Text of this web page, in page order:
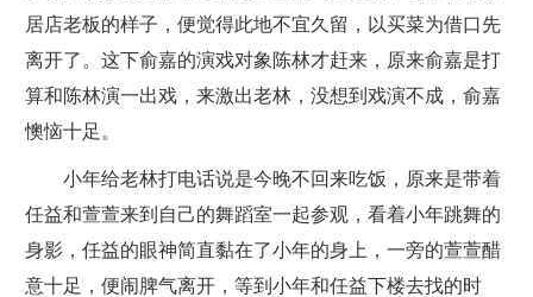
居店老板的样子，便觉得此地不宜久留，以买菜为借口先
离开了。这下俞嘉的演戏对象陈林才赶来，原来俞嘉是打
算和陈林演一出戏，来激出老林，没想到戏演不成，俞嘉
懊恼十足。
小年给老林打电话说是今晚不回来吃饭，原来是带着
任益和萱萱来到自己的舞蹈室一起参观，看着小年跳舞的
身影，任益的眼神简直黏在了小年的身上，一旁的萱萱醋
意十足，便闹脾气离开，等到小年和任益下楼去找的时